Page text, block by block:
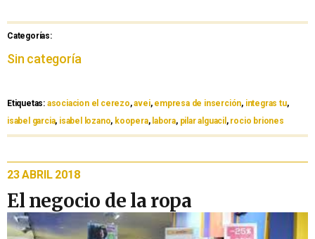
Categorías:
Sin categoría
Etiquetas: asociacion el cerezo,avei, empresa de inserción, integras tu,
isabel garcia, isabel lozano, koopera, labora, pilar alguacil , rocio briones
23 ABRIL 2018
El negocio de la ropa